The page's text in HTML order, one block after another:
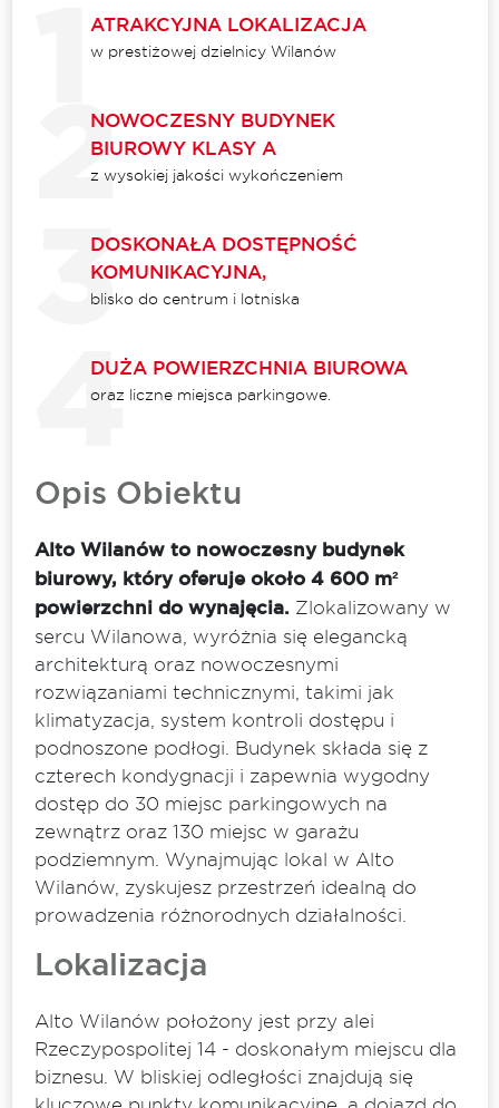
ATRAKCYJNA LOKALIZACJA
w prestiżowej dzielnicy Wilanów
NOWOCZESNY BUDYNEK
BIUROWY KLASY A
z wysokiej jakości wykończeniem
DOSKONAŁA DOSTĘPNOŚĆ
KOMUNIKACYJNA,
blisko do centrum i lotniska
DUŻA POWIERZCHNIA BIUROWA
oraz liczne miejsca parkingowe.
Opis Obiektu
Alto Wilanów to nowoczesny budynek
biurowy, który oferuje około 4 600 m²
powierzchni do wynajęcia.Zlokalizowany w
sercu Wilanowa, wyróżnia się elegancką
architekturą oraz nowoczesnymi
rozwiązaniami technicznymi, takimi jak
klimatyzacja, system kontroli dostępu i
podnoszone podłogi. Budynek składa się z
czterech kondygnacji i zapewnia wygodny
dostęp do 30 miejsc parkingowych na
zewnątrz oraz 130 miejsc w garażu
podziemnym. Wynajmując lokal w Alto
Wilanów, zyskujesz przestrzeń idealną do
prowadzenia różnorodnych działalności.
Lokalizacja
Alto Wilanów położony jest przy alei
Rzeczypospolitej 14 - doskonałym miejscu dla
biznesu. W bliskiej odległości znajdują się